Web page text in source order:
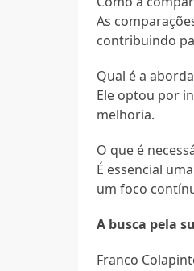
As
contribuindo
Qual é a
Ele optou por
melhoria.
O que é
É essencial
um foco
A busca pela
Franco